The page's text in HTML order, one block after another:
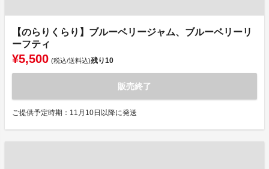
【のらりくらり】ブルーベリージャム、ブルーベリーリ
ーフティ
¥5,500 (税込/送料込)残り10
販売終了
ご提供予定時期：11月10日以降に発送